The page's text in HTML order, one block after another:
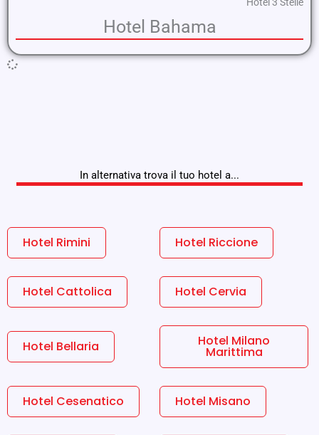
Hotel Bahama
In alternativa trova il tuo hotel a...
Hotel Rimini Hotel Riccione
Hotel Cattolica Hotel Cervia
Hotel Bellaria Hotel Milano
Marittima
Hotel Cesenatico Hotel Misano